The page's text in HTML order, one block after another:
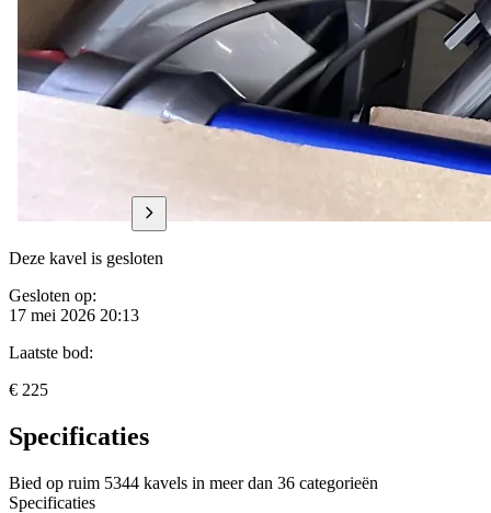
Deze kavel is gesloten
Gesloten op:
17 mei 2026 20:13
Laatste bod:
€ 225
Specificaties
Bied op ruim 5344 kavels in meer dan 36 categorieën
Specificaties